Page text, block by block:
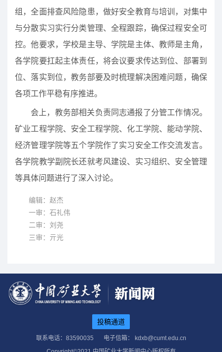
组，全面排查风险隐患，做好安全教育与培训，对集中
与分散实习实行分类管理、全程跟踪，确保过程安全可
控。他要求，学校是主导、学院是主体、教师是主角，
各学院要扛起主体责任，将会议要求传达到位、部署到
位、落实到位，教务部要及时梳理解决困难问题，确保
各项工作平稳有序推进。
会上，教务部相关负责同志通报了分管工作情况。
矿业工程学院、安全工程学院、化工学院、能动学院、
经济管理学院等五个学院作了实习安全工作交流发言。
各学院教学副院长还就考风建设、实习组织、安全管理
等具体问题进行了深入讨论。
编辑：赵杰
一审：石礼伟
二审：刘尧
三审：亓光
投稿通道
联系电话：83590035
电子信箱： kdxb@cumt.edu.cn